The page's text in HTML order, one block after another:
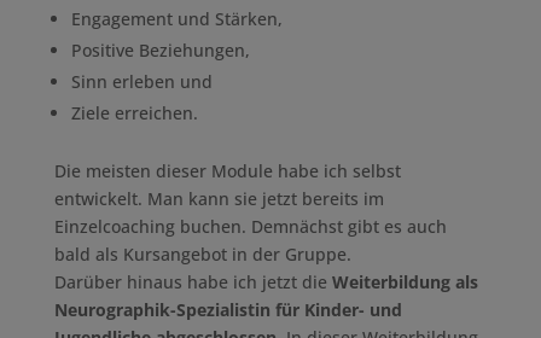
Engagement und Stärken,
Positive Beziehungen,
Sinn erleben und
Ziele erreichen.
Die meisten dieser Module habe ich selbst
entwickelt. Man kann sie jetzt bereits im
Einzelcoaching buchen. Demnächst gibt es auch
bald als Kursangebot in der Gruppe.
Darüber hinaus habe ich jetzt die Weiterbildung als
Neurographik-Spezialistin für Kinder- und